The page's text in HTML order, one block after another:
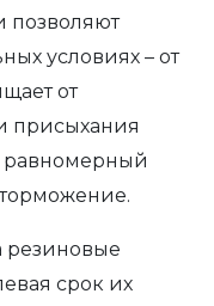
позволяют
условиях – от
от
присыхания
равномерный
резиновые
срок их